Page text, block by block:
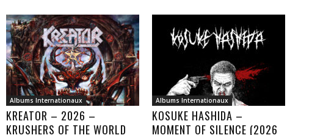
Albums Internationaux
KREATOR – 2026 –
KRUSHERS OF THE WORLD
Albums Internationaux
KOSUKE HASHIDA –
MOMENT OF SILENCE (2026